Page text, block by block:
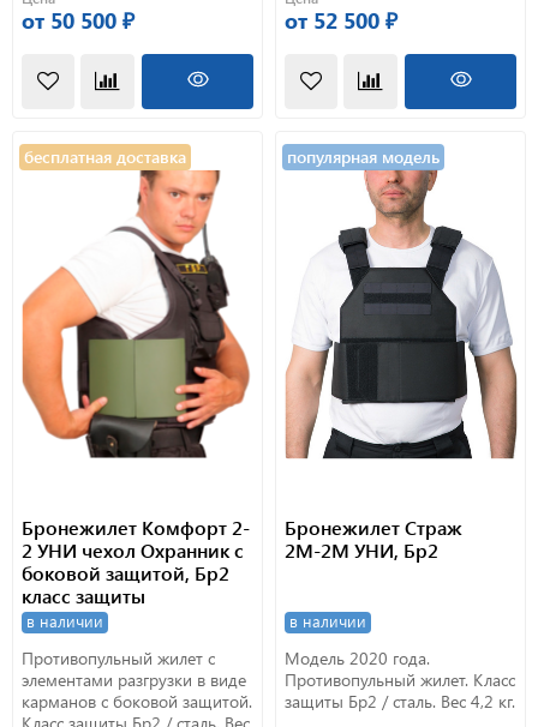
от 50 500 ₽ от 52 500 ₽
бесплатная доставка
Бронежилет Комфорт 2-
2 УНИ чехол Охранник с
боковой защитой, Бр2
класс защиты
в наличии
Противопульный жилет с
элементами разгрузки в виде
карманов с боковой защитой.
популярная модель
Бронежилет Страж
2М-2М УНИ, Бр2
в наличии
Модель 2020 года.
Противопульный жилет. Класс
защиты Бр2 / сталь. Вес 4,2 кг.